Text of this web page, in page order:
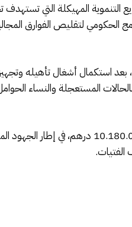
على إطلاق مجموعة من المشاريع التنموية المهيكلة التي
الحكومي لتقليص الفوارق
بعد استكمال أشغال تأهيله
بالحالات المستعجلة والنساء
أما في جماعة حصيا، فقد أعطى السيد العامل انطلاقة أشغال بناء إعدادية الساقية الحمراء، التي رُصد لها غلاف مالي قدره
الفتيات.